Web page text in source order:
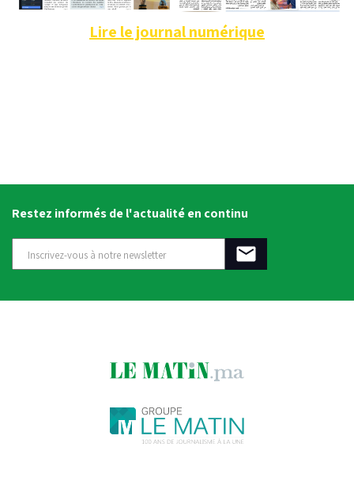
Lire le journal numérique
Restez informés de l'actualité en continu